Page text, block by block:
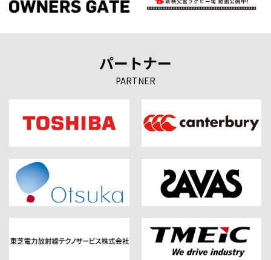
パートナー
PARTNER